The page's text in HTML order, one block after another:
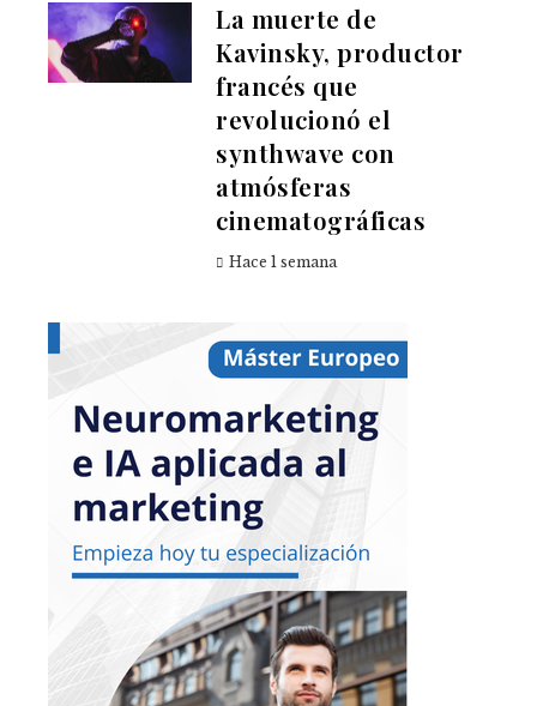
La muerte de
Kavinsky, productor
francés que
revolucionó el
synthwave con
atmósferas
cinematográficas
Hace 1 semana